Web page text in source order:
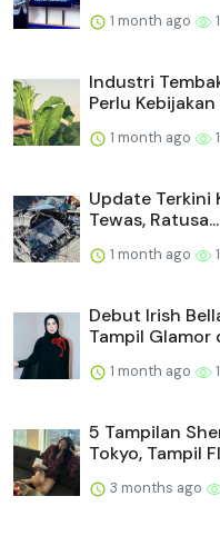
1 month ago
Industri
Perlu Kebijakan
1 month ago
Update Terkini
Tewas, Ratusa...
1 month ago
Debut Irish
Tampil Glamor
1 month ago
5 Tampilan
Tokyo, Tampil
3 months ago